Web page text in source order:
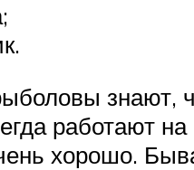
знают,
работают на
хорошо.